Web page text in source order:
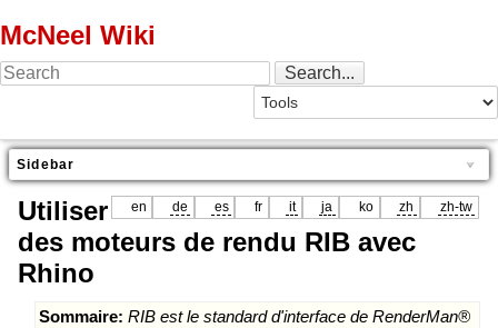
McNeel Wiki
Sidebar
en de es fr it ja ko zh zh-tw
Utiliser
des moteurs de rendu RIB avec
Rhino
Sommaire: RIB est le standard d'interface de RenderMan®